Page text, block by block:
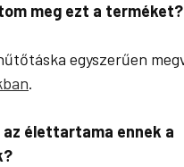
meg ezt a terméket?
egyszerűen
.
az élettartama ennek a